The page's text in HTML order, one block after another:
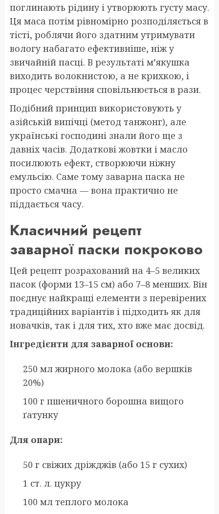
поглинають рідину і утворюють густу масу.
Ця маса потім рівномірно розподіляється в
тісті, роблячи його здатним утримувати
вологу набагато ефективніше, ніж у
звичайній пасці. В результаті м’якушка
виходить волокнистою, а не крихкою, і
процес черствіння сповільнюється в рази.
Подібний принцип використовують у
азійській випічці (метод танжонг), але
українські господині знали його ще з
давніх часів. Додаткові жовтки і масло
посилюють ефект, створюючи ніжну
емульсію. Саме тому заварна паска не
просто смачна — вона практично не
піддається часу.
Класичний рецепт
заварної паски покроково
Цей рецепт розрахований на 4–5 великих
пасок (форми 13–15 см) або 7–8 менших. Він
поєднує найкращі елементи з перевірених
традиційних варіантів і підходить як для
новачків, так і для тих, хто вже має досвід.
Інгредієнти для заварної основи:
250 мл жирного молока (або вершків
20%)
100 г пшеничного борошна вищого
ґатунку
Для опари:
50 г свіжих дріжджів (або 15 г сухих)
1 ст. л. цукру
100 мл теплого молока